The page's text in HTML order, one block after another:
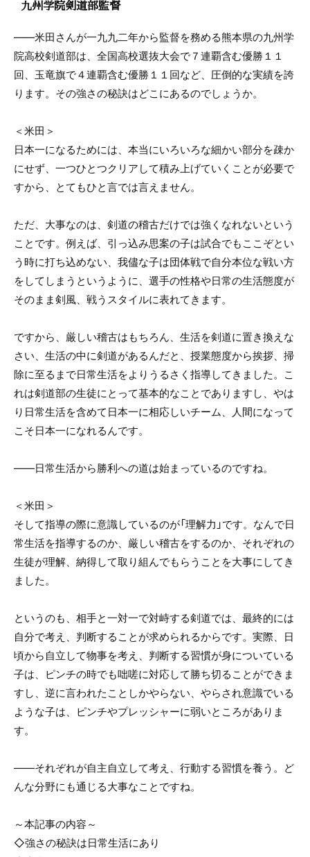
九州学院剣道部監督
――米田さんが一九九二年から監督を務める熊本県の九州学
院高校剣道部は、全国高校選抜大会で７連覇含む優勝１１
回、玉竜旗で４連覇含む優勝１１回など、圧倒的な実績を誇
ります。その強さの秘訣はどこにあるのでしょうか。
＜米田＞
日本一になるためには、本当にいろいろな細かい部分を疎か
にせず、一つひとつクリアして積み上げていくことが必要で
すから、とてもひと言では言えません。
ただ、大事なのは、剣道の稽古だけでは強くなれないという
ことです。例えば、引っ込み思案の子は試合でもここぞとい
う時に打ち込めない、我儘な子は団体戦で自分本位な戦い方
をしてしまうというように、選手の性格や日常の生活態度が
そのまま剣風、戦うスタイルに表れてきます。
ですから、厳しい稽古はもちろん、生活を剣道に置き換えな
さい、生活の中に剣道があるんだと、授業態度から挨拶、掃
除に至るまで日常生活をよりうるさく指導してきました。こ
れは剣道部の生徒にとって基本的なことでありますし、やは
り日常生活を含めて日本一に相応しいチーム、人間になって
こそ日本一になれるんです。
――日常生活から勝利への道は始まっているのですね。
＜米田＞
そして指導の際に意識しているのが「理解力」です。なんで日
常生活を指導するのか、厳しい稽古をするのか、それぞれの
生徒が理解、納得して取り組んでもらうことを大事にしてき
ました。
というのも、相手と一対一で対峙する剣道では、最終的には
自分で考え、判断することが求められるからです。実際、日
頃から自立して物事を考え、判断する習慣が身についている
子は、ピンチの時でも咄嗟に対応して勝ち切ることができま
すし、逆に言われたことしかやらない、やらされ意識でいる
ような子は、ピンチやプレッシャーに弱いところがありま
す。
――それぞれが自主自立して考え、行動する習慣を養う。ど
んな分野にも通じる大事なことですね。
～本記事の内容～
◇強さの秘訣は日常生活にあり